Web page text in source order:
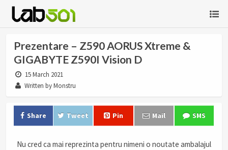
Prezentare – Z590 AORUS Xtreme &
GIGABYTE Z590I Vision D
15 March 2021
Written by Monstru
Share Tweet Pin Mail SMS
Nu cred ca mai reprezinta pentru nimeni o noutate ambalajul